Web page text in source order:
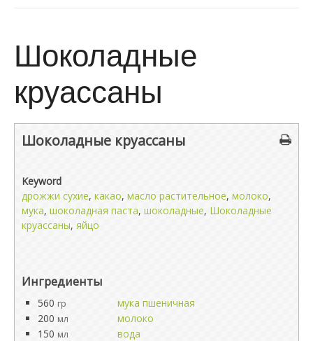
Шоколадные
круассаны
Шоколадные круассаны
Keyword
дрожжи сухие, какао, масло растительное, молоко,
мука, шоколадная паста, шоколадные, Шоколадные
круассаны, яйцо
Ингредиенты
560 гр
мука пшеничная
200 мл
молоко
150 мл
вода